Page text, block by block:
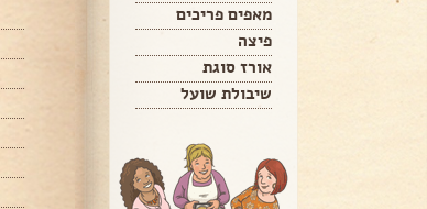
מאפים פריכים
פיצה
אורז סוגת
שיבולת שועל